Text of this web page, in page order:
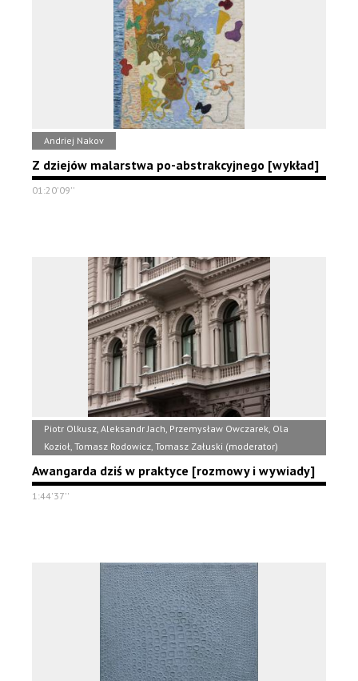
Andriej Nakov
Z dziejów malarstwa po-abstrakcyjnego [wykład]
01:20'09''
Piotr Olkusz, Aleksandr Jach, Przemysław Owczarek, Ola
Kozioł, Tomasz Rodowicz, Tomasz Załuski (moderator)
Awangarda dziś w praktyce [rozmowy i wywiady]
1:44'37''